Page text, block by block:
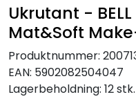
Ukrutant -
Mat&Soft
Produktnummer:
EAN: 5902082504047
Lagerbeholdning: 12 stk.